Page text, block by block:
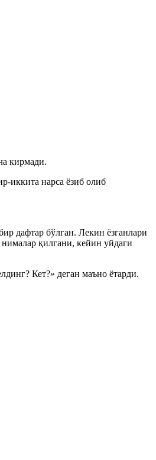
кирмади.
иккита нарса ёзиб олиб
дафтар бўлган. Лекин ёзганлари
қилгани, кейин уйдаги
Кет?» деган маъно ётарди.